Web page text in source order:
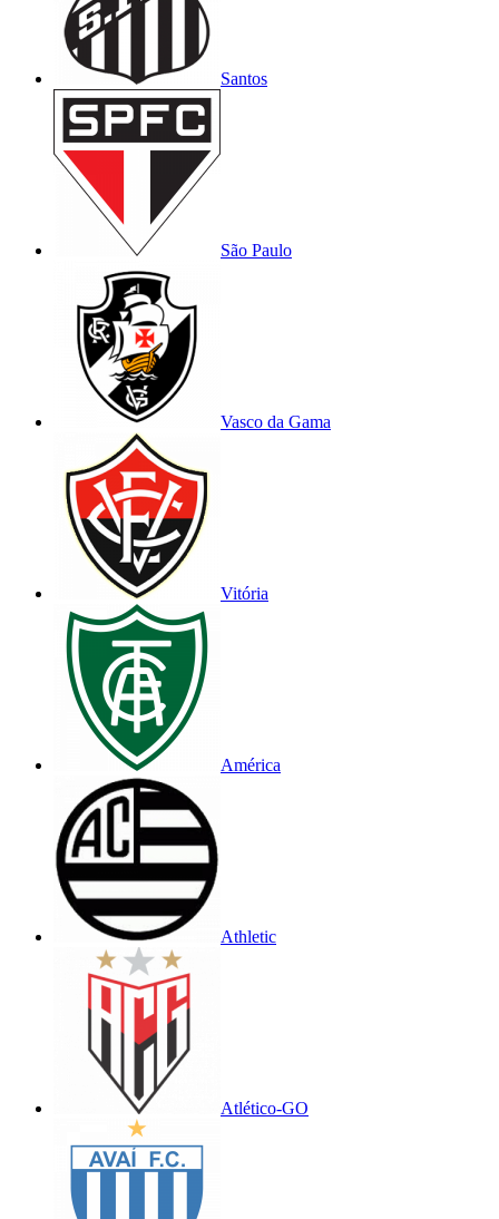
Santos
São Paulo
Vasco da Gama
Vitória
América
Athletic
Atlético-GO